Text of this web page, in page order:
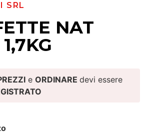
SRL
NAT
e ORDINARE devi essere